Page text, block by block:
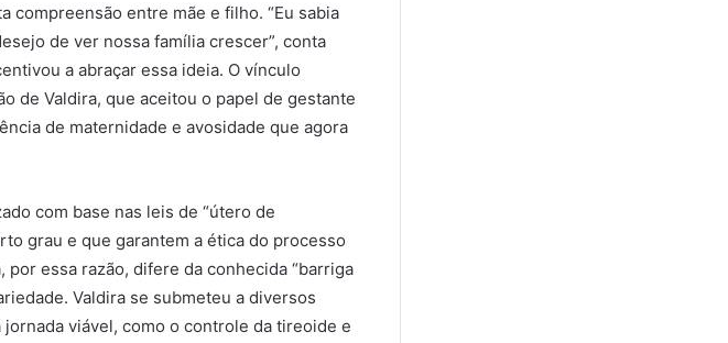
compreensão entre mãe e filho. “Eu sabia
de ver nossa família crescer”, conta
a abraçar essa ideia. O vínculo
de Valdira, que aceitou o papel de gestante
de maternidade e avosidade que agora
com base nas leis de “útero de
grau e que garantem a ética do processo
essa razão, difere da conhecida “barriga
Valdira se submeteu a diversos
viável, como o controle da tireoide e